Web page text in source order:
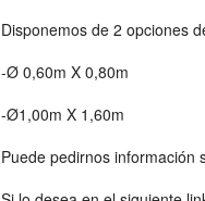
Disponemos de 2 opciones
-Ø 0,60m X 0,80m
-Ø1,00m X 1,60m
Puede pedirnos información